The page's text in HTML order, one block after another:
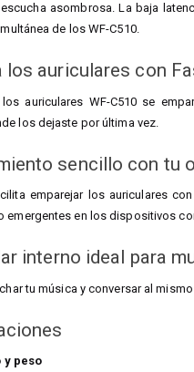
asombrosa. La baja
de los WF-C510.
los auriculares con
auriculares WF-C510 se
los dejaste por última vez.
sencillo con tu
emparejar los auriculares
emergentes en los dispositivos
interno ideal para
tu música y conversar al
y peso